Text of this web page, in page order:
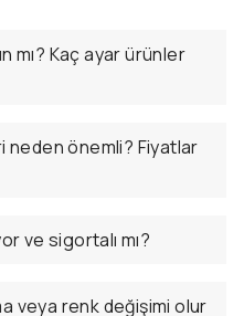
mı? Kaç ayar ürünler
neden önemli? Fiyatlar
ve sigortalı mı?
veya renk değişimi olur